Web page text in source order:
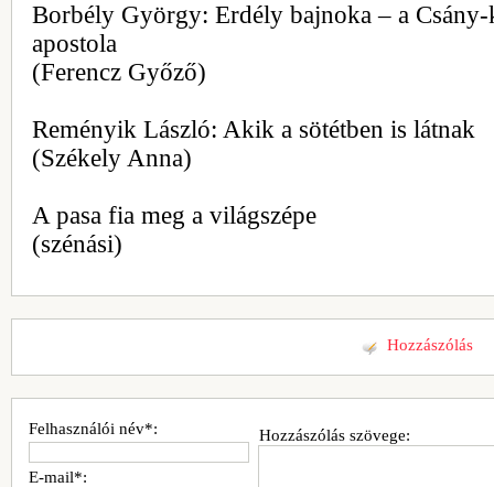
Borbély György: Erdély bajnoka – a
apostola
(Ferencz Győző)
Reményik László: Akik a sötétben is látnak
(Székely Anna)
A pasa fia meg a világszépe
(szénási)
Hozzászólás
Hozzászólás szövege:
Felhasználói név*:
E-mail*: